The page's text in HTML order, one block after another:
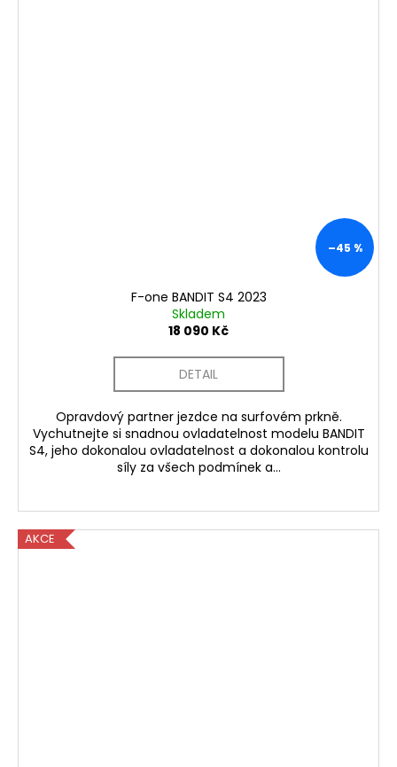
–45 %
F-one BANDIT S4 2023
Skladem
18 090 Kč
DETAIL
Opravdový partner jezdce na surfovém prkně.
Vychutnejte si snadnou ovladatelnost modelu BANDIT
S4, jeho dokonalou ovladatelnost a dokonalou kontrolu
síly za všech podmínek a...
AKCE